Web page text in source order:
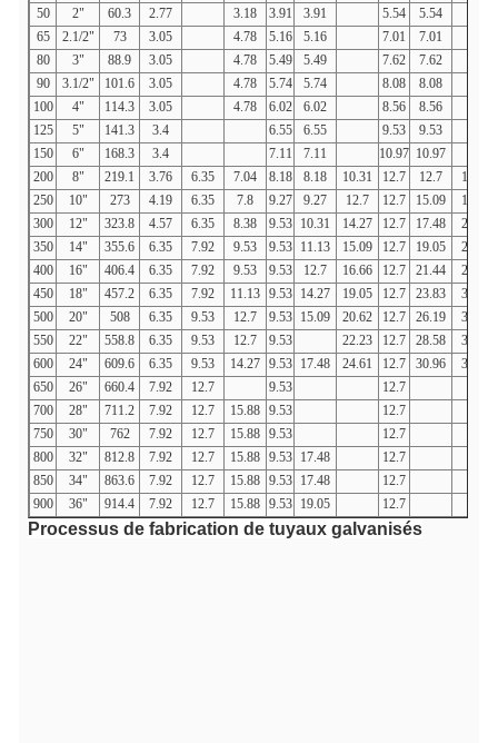
50
2" 60.3 2.77 3.18 3.91 3.91 5.54
5.54
65
2.1/2" 73 3.05 4.78 5.16 5.16 7.01
7.01
80
3" 88.9 3.05 4.78 5.49 5.49 7.62
7.62
90
3.1/2" 101.6 3.05 4.78 5.74 5.74 8.08
8.08
100
4" 114.3 3.05 4.78 6.02 6.02 8.56
8.56
125
5" 141.3 3.4 6.55 6.55 9.53
9.53
150
6" 168.3 3.4 7.11 7.11 10.97 10.97
200
8" 219.1 3.76 6.35 7.04 8.18 8.18 10.31 12.7 12.7
15.09
250
10" 273 4.19 6.35 7.8 9.27 9.27 12.7 12.7 15.09
18.26
300
12" 323.8 4.57 6.35 8.38 9.53 10.31 14.27 12.7 17.48
21.44
350
14" 355.6 6.35 7.92 9.53 9.53 11.13 15.09 12.7 19.05
23.83
400
16" 406.4 6.35 7.92 9.53 9.53 12.7 16.66 12.7 21.44
26.19
450
18" 457.2 6.35 7.92 11.13 9.53 14.27 19.05 12.7 23.83
39.36
500
20" 508 6.35 9.53 12.7 9.53 15.09 20.62 12.7 26.19
32.54
550
22" 558.8 6.35 9.53 12.7 9.53 22.23 12.7 28.58
34.93
600
24" 609.6 6.35 9.53 14.27 9.53 17.48 24.61 12.7 30.96
38.89
650
26" 660.4 7.92 12.7 9.53
12.7
700
28" 711.2 7.92 12.7 15.88 9.53
12.7
750
30" 762 7.92 12.7 15.88 9.53
12.7
800
32" 812.8 7.92 12.7 15.88 9.53 17.48
12.7
850
34" 863.6 7.92 12.7 15.88 9.53 17.48
12.7
900
36" 914.4 7.92 12.7 15.88 9.53 19.05 12.7
Processus de fabrication de tuyaux galvanisés